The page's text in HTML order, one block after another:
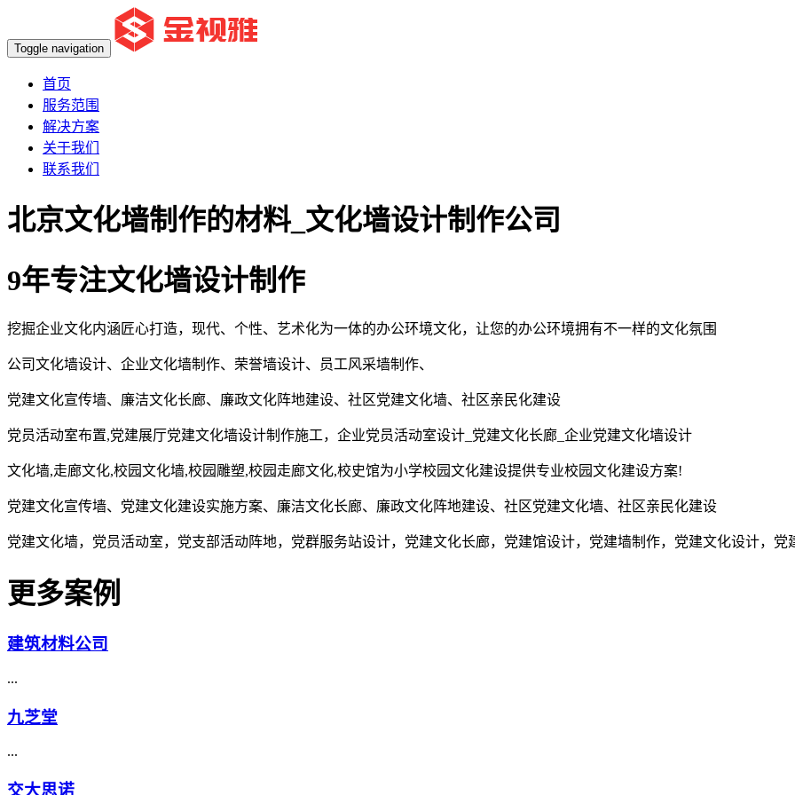
Toggle navigation
首页
服务范围
解决方案
关于我们
联系我们
北京文化墙制作的材料_文化墙设计制作公司
9年专注文化墙设计制作
挖掘企业文化内涵匠心打造，现代、个性、艺术化为一体的办公环境文化，让您的办公环境拥有不一样的文化氛围
公司文化墙设计、企业文化墙制作、荣誉墙设计、员工风采墙制作、
党建文化宣传墙、廉洁文化长廊、廉政文化阵地建设、社区党建文化墙、社区亲民化建设
党员活动室布置,党建展厅党建文化墙设计制作施工，企业党员活动室设计_党建文化长廊_企业党建文化墙设计
文化墙,走廊文化,校园文化墙,校园雕塑,校园走廊文化,校史馆为小学校园文化建设提供专业校园文化建设方案!
党建文化宣传墙、党建文化建设实施方案、廉洁文化长廊、廉政文化阵地建设、社区党建文化墙、社区亲民化建设
党建文化墙，党员活动室，党支部活动阵地，党群服务站设计，党建文化长廊，党建馆设计，党建墙制作，党建文化设计，党
更多案例
建筑材料公司
...
九芝堂
...
交大思诺